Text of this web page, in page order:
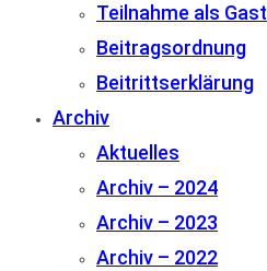
Teilnahme als Gast
Beitragsordnung
Beitrittserklärung
Archiv
Aktuelles
Archiv – 2024
Archiv – 2023
Archiv – 2022